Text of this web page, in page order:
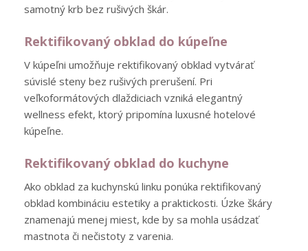
samotný krb bez rušivých škár.
Rektifikovaný obklad do kúpeľne
V kúpeľni umožňuje rektifikovaný obklad vytvárať
súvislé steny bez rušivých prerušení. Pri
veľkoformátových dlaždiciach vzniká elegantný
wellness efekt, ktorý pripomína luxusné hotelové
kúpeľne.
Rektifikovaný obklad do kuchyne
Ako obklad za kuchynskú linku ponúka rektifikovaný
obklad kombináciu estetiky a praktickosti. Úzke škáry
znamenajú menej miest, kde by sa mohla usádzať
mastnota či nečistoty z varenia.